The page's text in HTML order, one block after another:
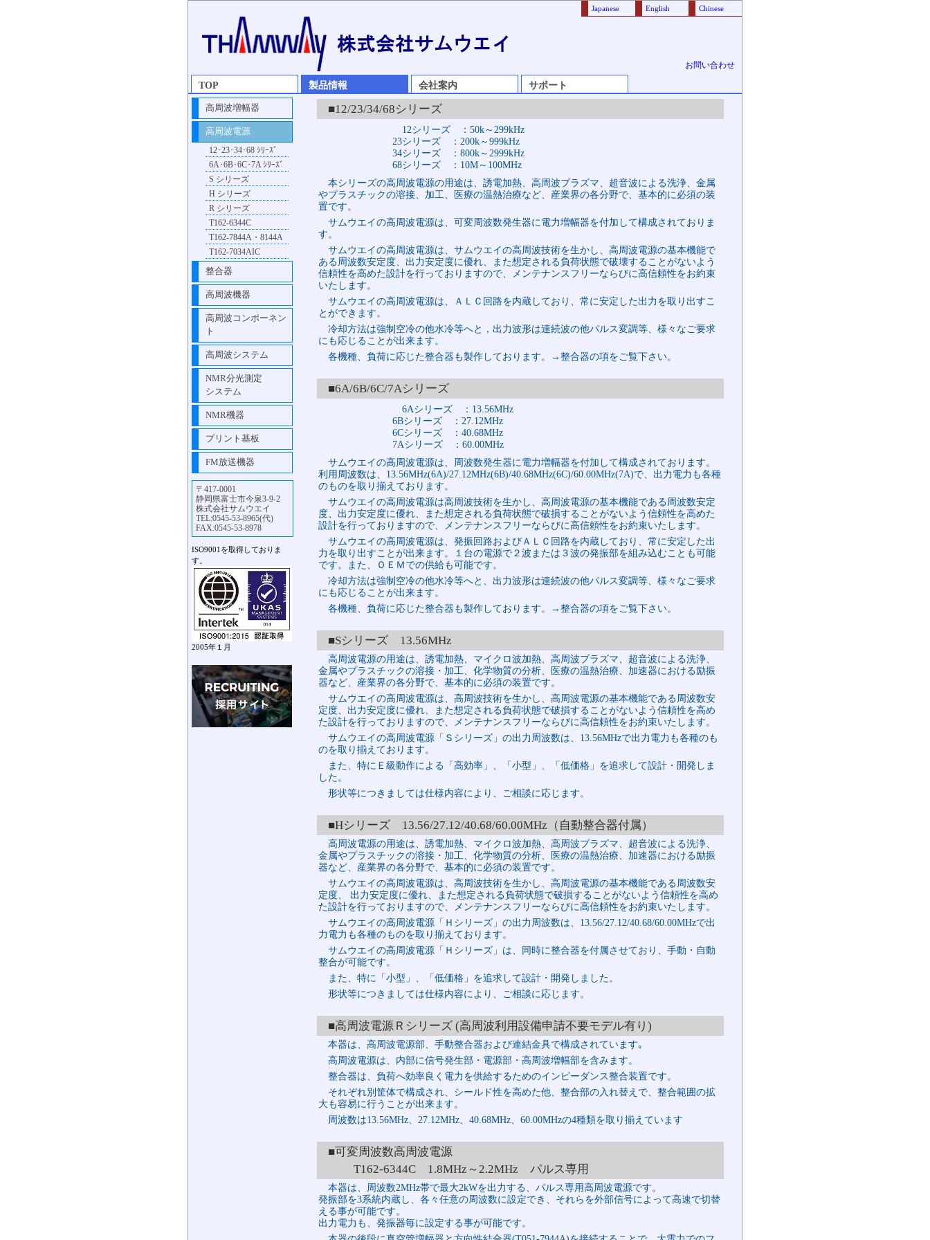
Japanese English Chinese
お問い合わせ
TOP 製品情報 会社案内 サポート
高周波増幅器
高周波電源
12･23･34･68 ｼﾘｰｽﾞ
6A･6B･6C･7A ｼﾘｰｽﾞ
S シリーズ
H シリーズ
R シリーズ
T162-6344C
T162-7844A・8144A
T162-7034AIC
整合器
高周波機器
高周波コンポーネン
ト
高周波システム
NMR分光測定
システム
NMR機器
プリント基板
FM放送機器
〒417-0001
静岡県富士市今泉3-9-2
株式会社サムウエイ
TEL:0545-53-8965(代)
FAX:0545-53-8978
ISO9001を取得しておりま
す。
2005年１月
■12/23/34/68シリーズ
12シリーズ ：50k～299kHz
23シリーズ ：200k～999kHz
34シリーズ ：800k～2999kHz
68シリーズ ：10M～100MHz
本シリーズの高周波電源の用途は、誘電加熱、高周波プラズマ、超音波による洗浄、金属
やプラスチックの溶接、加工、医療の温熱治療など、産業界の各分野で、基本的に必須の装
置です。
サムウエイの高周波電源は、可変周波数発生器に電力増幅器を付加して構成されておりま
す。
サムウエイの高周波電源は、サムウエイの高周波技術を生かし、高周波電源の基本機能で
ある周波数安定度、出力安定度に優れ、また想定される負荷状態で破壊することがないよう
信頼性を高めた設計を行っておりますので、メンテナンスフリーならびに高信頼性をお約束
いたします。
サムウエイの高周波電源は、ＡＬＣ回路を内蔵しており、常に安定した出力を取り出すこ
とができます。
冷却方法は強制空冷の他水冷等へと，出力波形は連続波の他パルス変調等、様々なご要求
にも応じることが出来ます。
各機種、負荷に応じた整合器も製作しております。→整合器の項をご覧下さい。
■6A/6B/6C/7Aシリーズ
6Aシリーズ ：13.56MHz
6Bシリーズ ：27.12MHz
6Cシリーズ ：40.68MHz
7Aシリーズ ：60.00MHz
サムウエイの高周波電源は、周波数発生器に電力増幅器を付加して構成されております。
利用周波数は、13.56MHz(6A)/27.12MHz(6B)/40.68MHz(6C)/60.00MHz(7A)で、出力電力も各種
のものを取り揃えております。
サムウエイの高周波電源は高周波技術を生かし、高周波電源の基本機能である周波数安定
度、出力安定度に優れ、また想定される負荷状態で破損することがないよう信頼性を高めた
設計を行っておりますので、メンテナンスフリーならびに高信頼性をお約束いたします。
サムウエイの高周波電源は、発振回路およびＡＬＣ回路を内蔵しており、常に安定した出
力を取り出すことが出来ます。１台の電源で２波または３波の発振部を組み込むことも可能
です。また、ＯＥＭでの供給も可能です。
冷却方法は強制空冷の他水冷等へと、出力波形は連続波の他パルス変調等、様々なご要求
にも応じることが出来ます。
各機種、負荷に応じた整合器も製作しております。→整合器の項をご覧下さい。
■Sシリーズ 13.56MHz
高周波電源の用途は、誘電加熱、マイクロ波加熱、高周波プラズマ、超音波による洗浄、
金属やプラスチックの溶接・加工、化学物質の分析、医療の温熱治療、加速器における励振
器など、産業界の各分野で、基本的に必須の装置です。
サムウエイの高周波電源は、高周波技術を生かし、高周波電源の基本機能である周波数安
定度、出力安定度に優れ、また想定される負荷状態で破損することがないよう信頼性を高め
た設計を行っておりますので、メンテナンスフリーならびに高信頼性をお約束いたします。
サムウエイの高周波電源「Ｓシリーズ」の出力周波数は、13.56MHzで出力電力も各種のも
のを取り揃えております。
また、特にＥ級動作による「高効率」、「小型」、「低価格」を追求して設計・開発しま
した。
形状等につきましては仕様内容により、ご相談に応じます。
■Hシリーズ 13.56/27.12/40.68/60.00MHz（自動整合器付属）
高周波電源の用途は、誘電加熱、マイクロ波加熱、高周波プラズマ、超音波による洗浄、
金属やプラスチックの溶接・加工、化学物質の分析、医療の温熱治療、加速器における励振
器など、産業界の各分野で、基本的に必須の装置です。
サムウエイの高周波電源は、高周波技術を生かし、高周波電源の基本機能である周波数安
定度、 出力安定度に優れ、また想定される負荷状態で破損することがないよう信頼性を高め
た設計を行っておりますので、メンテナンスフリーならびに高信頼性をお約束いたします。
サムウエイの高周波電源「Ｈシリーズ」の出力周波数は、13.56/27.12/40.68/60.00MHzで出
力電力も各種のものを取り揃えております。
サムウエイの高周波電源「Ｈシリーズ」は、同時に整合器を付属させており、手動・自動
整合が可能です。
また、特に「小型」、「低価格」を追求して設計・開発しました。
形状等につきましては仕様内容により、ご相談に応じます。
■高周波電源Ｒシリーズ (高周波利用設備申請不要モデル有り)
本器は、高周波電源部、手動整合器および連結金具で構成されています｡
高周波電源は、内部に信号発生部・電源部・高周波増幅部を含みます。
整合器は、負荷へ効率良く電力を供給するためのインピーダンス整合装置です。
それぞれ別筐体で構成され、シールド性を高めた他、整合部の入れ替えで、整合範囲の拡
大も容易に行うことが出来ます。
周波数は13.56MHz、27.12MHz、40.68MHz、60.00MHzの4種類を取り揃えています
■可変周波数高周波電源
T162-6344C 1.8MHz～2.2MHz パルス専用
本器は、周波数2MHz帯で最大2kWを出力する、パルス専用高周波電源です。
発振部を3系統内蔵し、各々任意の周波数に設定でき、それらを外部信号によって高速で切替
える事が可能です。
出力電力も、発振器毎に設定する事が可能です。